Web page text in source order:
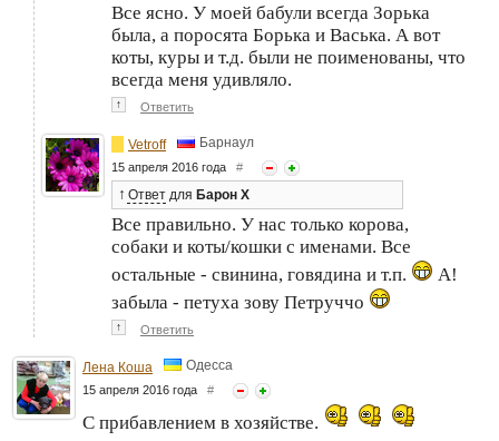
Все ясно. У моей бабули всегда Зорька
была, а поросята Борька и Васька. А вот
коты, куры и т.д. были не поименованы, что
всегда меня удивляло.
↑ Ответить
Vetroff Барнаул
15 апреля 2016 года #
↑ Ответ для Барон Х
Все правильно. У нас только корова,
собаки и коты/кошки с именами. Все
остальные - свинина, говядина и т.п.
А!
забыла - петуха зову Петруччо
↑ Ответить
Лена Коша Одесса
15 апреля 2016 года #
С прибавлением в хозяйстве.